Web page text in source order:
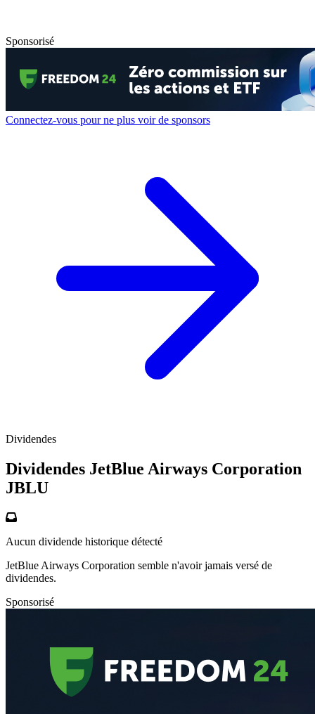
Sponsorisé
Connectez-vous pour ne plus voir de sponsors
Dividendes
Dividendes JetBlue Airways Corporation
JBLU
Aucun dividende historique détecté
JetBlue Airways Corporation semble n'avoir jamais versé de
dividendes.
Sponsorisé